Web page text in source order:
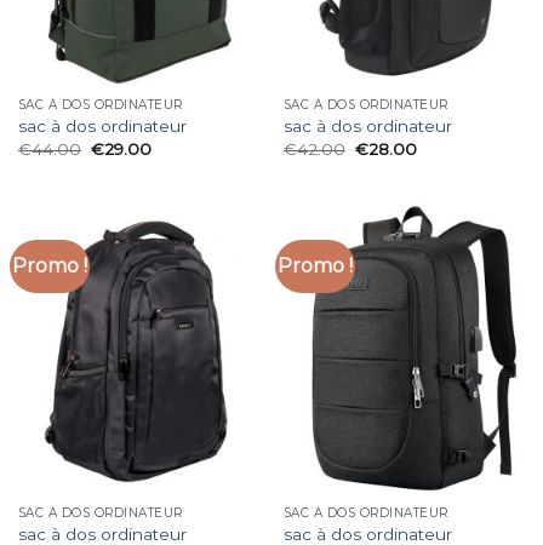
SAC À DOS ORDINATEUR
sac à dos ordinateur
€44.00 €29.00
SAC À DOS ORDINATEUR
sac à dos ordinateur
€42.00 €28.00
Promo !
SAC À DOS ORDINATEUR
sac à dos ordinateur
Promo !
SAC À DOS ORDINATEUR
sac à dos ordinateur